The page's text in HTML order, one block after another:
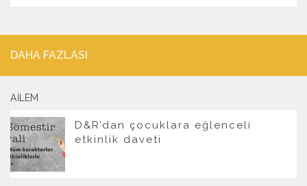
DAHA FAZLASI
AILEM
D&R’dan çocuklara eğlenceli
etkinlik daveti